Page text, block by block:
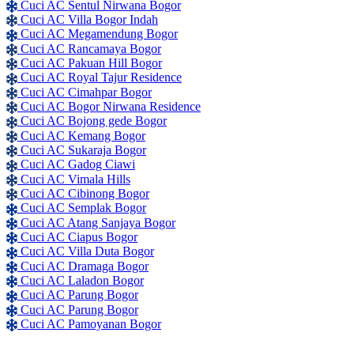
Cuci AC Sentul Nirwana Bogor
Cuci AC Villa Bogor Indah
Cuci AC Megamendung Bogor
Cuci AC Rancamaya Bogor
Cuci AC Pakuan Hill Bogor
Cuci AC Royal Tajur Residence
Cuci AC Cimahpar Bogor
Cuci AC Bogor Nirwana Residence
Cuci AC Bojong gede Bogor
Cuci AC Kemang Bogor
Cuci AC Sukaraja Bogor
Cuci AC Gadog Ciawi
Cuci AC Vimala Hills
Cuci AC Cibinong Bogor
Cuci AC Semplak Bogor
Cuci AC Atang Sanjaya Bogor
Cuci AC Ciapus Bogor
Cuci AC Villa Duta Bogor
Cuci AC Dramaga Bogor
Cuci AC Laladon Bogor
Cuci AC Parung Bogor
Cuci AC Parung Bogor
Cuci AC Pamoyanan Bogor